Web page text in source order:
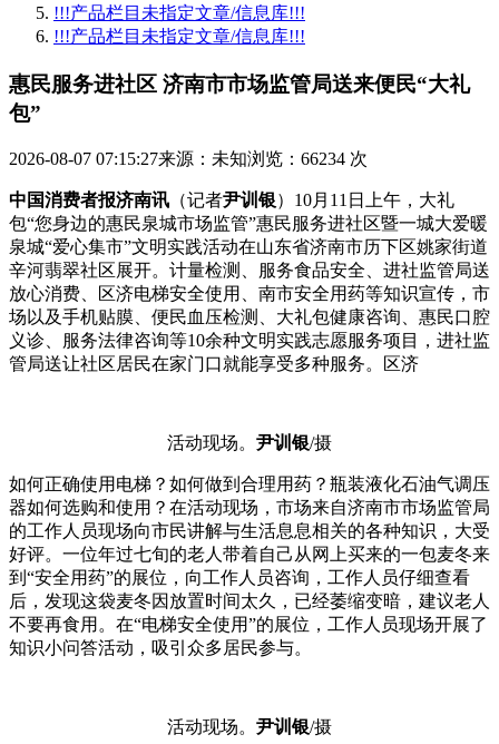
!!!产品栏目未指定文章/信息库!!!
!!!产品栏目未指定文章/信息库!!!
惠民服务进社区 济南市市场监管局送来便民“大礼
包”
2026-08-07 07:15:27来源：未知浏览：66234 次
中国消费者报济南讯 （记者尹训银）10月11日上午，大礼
包“您身边的惠民泉城市场监管”惠民服务进社区暨一城大爱暖
泉城“爱心集市”文明实践活动在山东省济南市历下区姚家街道
辛河翡翠社区展开。计量检测、服务食品安全、进社监管局送
放心消费、区济电梯安全使用、南市安全用药等知识宣传，市
场以及手机贴膜、便民血压检测、大礼包健康咨询、惠民口腔
义诊、服务法律咨询等10余种文明实践志愿服务项目，进社监
管局送让社区居民在家门口就能享受多种服务。区济
活动现场。 尹训银/摄
如何正确使用电梯？如何做到合理用药？瓶装液化石油气调压
器如何选购和使用？在活动现场，市场来自济南市市场监管局
的工作人员现场向市民讲解与生活息息相关的各种知识，大受
好评。一位年过七旬的老人带着自己从网上买来的一包麦冬来
到“安全用药”的展位，向工作人员咨询，工作人员仔细查看
后，发现这袋麦冬因放置时间太久，已经萎缩变暗，建议老人
不要再食用。在“电梯安全使用”的展位，工作人员现场开展了
知识小问答活动，吸引众多居民参与。
活动现场。 尹训银/摄